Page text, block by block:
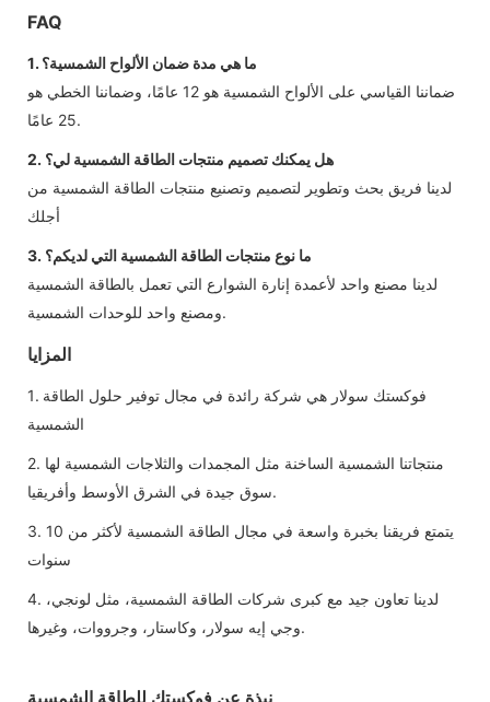
FAQ
1. ما هي مدة ضمان الألواح الشمسية؟
ضماننا القياسي على الألواح الشمسية هو 12 عامًا، وضماننا الخطي هو
25 عامًا.
2. هل يمكنك تصميم منتجات الطاقة الشمسية لي؟
لدينا فريق بحث وتطوير لتصميم وتصنيع منتجات الطاقة الشمسية من
أجلك
3. ما نوع منتجات الطاقة الشمسية التي لديكم؟
لدينا مصنع واحد لأعمدة إنارة الشوارع التي تعمل بالطاقة الشمسية
ومصنع واحد للوحدات الشمسية.
المزايا
1. فوكستك سولار هي شركة رائدة في مجال توفير حلول الطاقة
الشمسية
2. منتجاتنا الشمسية الساخنة مثل المجمدات والثلاجات الشمسية لها
سوق جيدة في الشرق الأوسط وأفريقيا.
3. يتمتع فريقنا بخبرة واسعة في مجال الطاقة الشمسية لأكثر من 10
سنوات
4. لدينا تعاون جيد مع كبرى شركات الطاقة الشمسية، مثل لونجي،
وجي إيه سولار، وكاستار، وجرووات، وغيرها.
نبذة عن فوكستك للطاقة الشمسية